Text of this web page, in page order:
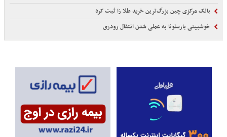
بانک مرکزی چین بزرگ‌ترین خرید طلا زا ثبت کرد
خوشبینی بارسلونا به عملی شدن انتقال رودری